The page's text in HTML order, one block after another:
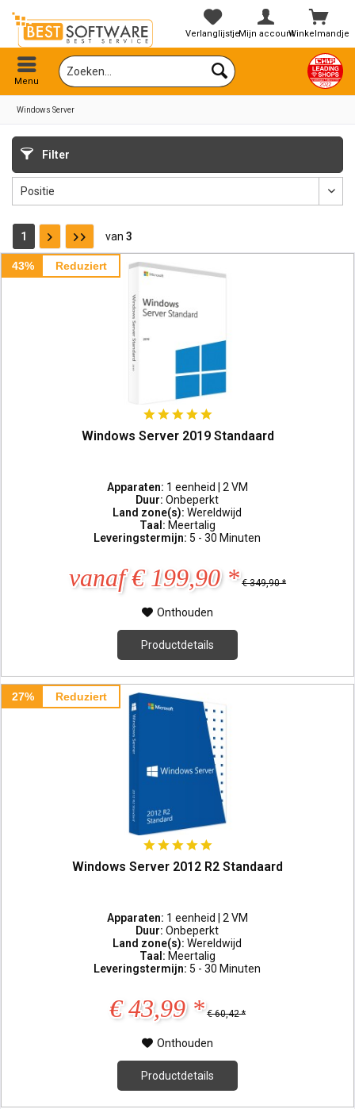
Winkelmandje
VerlanglijstjeMijn account
Menu
Windows Server
Filter
1 van 3
43% Reduziert
Windows Server 2019 Standaard
Apparaten: 1 eenheid | 2 VM
Duur:Onbeperkt
Land zone(s):Wereldwijd
Taal: Meertalig
Leveringstermijn: 5 - 30 Minuten
vanaf € 199,90 * € 349,90 *
Onthouden
Productdetails
27% Reduziert
Windows Server 2012 R2 Standaard
Apparaten: 1 eenheid | 2 VM
Duur:Onbeperkt
Land zone(s):Wereldwijd
Taal: Meertalig
Leveringstermijn: 5 - 30 Minuten
€ 43,99 * € 60,42 *
Onthouden
Productdetails